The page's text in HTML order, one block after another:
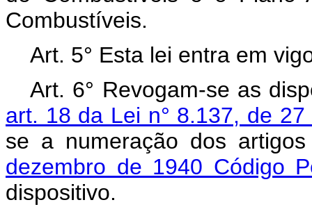
Combustíveis.
Art. 5° Esta lei entra em
Art. 6° Revogam-se as
art. 18 da Lei n° 8.137, de
se a numeração dos
dezembro de 1940 Código
dispositivo.